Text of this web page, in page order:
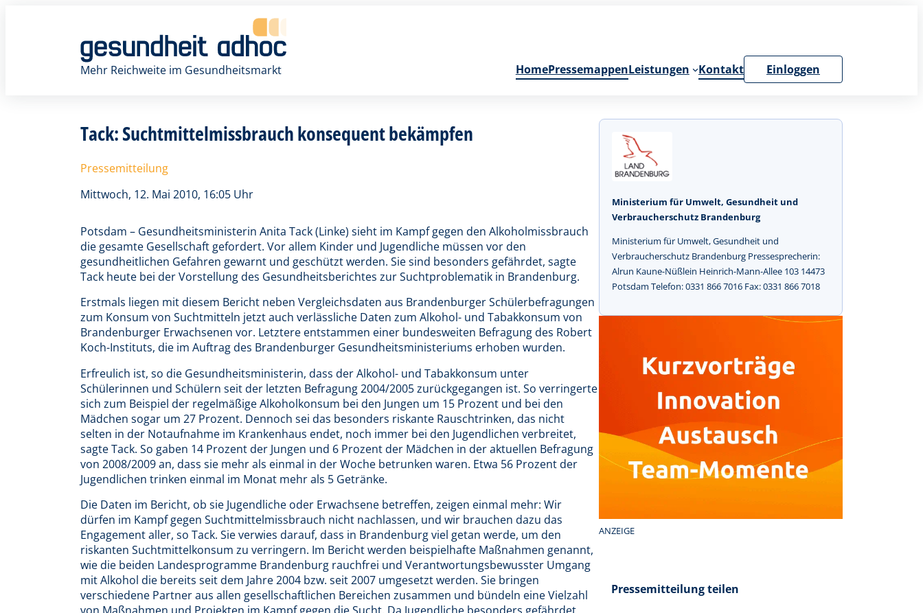
Mehr Reichweite im Gesundheitsmarkt
HomePressemappenLeistungen Kontakt Einloggen
Tack: Suchtmittelmissbrauch konsequent bekämpfen
Pressemitteilung
Mittwoch, 12. Mai 2010, 16:05 Uhr
Potsdam – Gesundheitsministerin Anita Tack (Linke) sieht im Kampf gegen den Alkoholmissbrauch
die gesamte Gesellschaft gefordert. Vor allem Kinder und Jugendliche müssen vor den
gesundheitlichen Gefahren gewarnt und geschützt werden. Sie sind besonders gefährdet, sagte
Tack heute bei der Vorstellung des Gesundheitsberichtes zur Suchtproblematik in Brandenburg.
Erstmals liegen mit diesem Bericht neben Vergleichsdaten aus Brandenburger Schülerbefragungen
zum Konsum von Suchtmitteln jetzt auch verlässliche Daten zum Alkohol- und Tabakkonsum von
Brandenburger Erwachsenen vor. Letztere entstammen einer bundesweiten Befragung des Robert
Koch-Instituts, die im Auftrag des Brandenburger Gesundheitsministeriums erhoben wurden.
Erfreulich ist, so die Gesundheitsministerin, dass der Alkohol- und Tabakkonsum unter
Schülerinnen und Schülern seit der letzten Befragung 2004/2005 zurückgegangen ist. So verringerte
sich zum Beispiel der regelmäßige Alkoholkonsum bei den Jungen um 15 Prozent und bei den
Mädchen sogar um 27 Prozent. Dennoch sei das besonders riskante Rauschtrinken, das nicht
selten in der Notaufnahme im Krankenhaus endet, noch immer bei den Jugendlichen verbreitet,
sagte Tack. So gaben 14 Prozent der Jungen und 6 Prozent der Mädchen in der aktuellen Befragung
von 2008/2009 an, dass sie mehr als einmal in der Woche betrunken waren. Etwa 56 Prozent der
Jugendlichen trinken einmal im Monat mehr als 5 Getränke.
Die Daten im Bericht, ob sie Jugendliche oder Erwachsene betreffen, zeigen einmal mehr: Wir
dürfen im Kampf gegen Suchtmittelmissbrauch nicht nachlassen, und wir brauchen dazu das
Engagement aller, so Tack. Sie verwies darauf, dass in Brandenburg viel getan werde, um den
riskanten Suchtmittelkonsum zu verringern. Im Bericht werden beispielhafte Maßnahmen genannt,
wie die beiden Landesprogramme Brandenburg rauchfrei und Verantwortungsbewusster Umgang
mit Alkohol die bereits seit dem Jahre 2004 bzw. seit 2007 umgesetzt werden. Sie bringen
verschiedene Partner aus allen gesellschaftlichen Bereichen zusammen und bündeln eine Vielzahl
Ministerium für Umwelt, Gesundheit und
Verbraucherschutz Brandenburg
Ministerium für Umwelt, Gesundheit und
Verbraucherschutz Brandenburg Pressesprecherin:
Alrun Kaune-Nüßlein Heinrich-Mann-Allee 103 14473
Potsdam Telefon: 0331 866 7016 Fax: 0331 866 7018
ANZEIGE
Pressemitteilung teilen